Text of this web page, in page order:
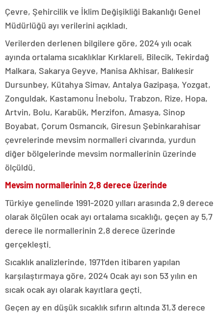
Çevre, Şehircilik ve İklim Değişikliği Bakanlığı Genel
Müdürlüğü ayı verilerini açıkladı.
Verilerden derlenen bilgilere göre, 2024 yılı ocak
ayında ortalama sıcaklıklar Kırklareli, Bilecik, Tekirdağ
Malkara, Sakarya Geyve, Manisa Akhisar, Balıkesir
Dursunbey, Kütahya Simav, Antalya Gazipaşa, Yozgat,
Zonguldak, Kastamonu İnebolu, Trabzon, Rize, Hopa,
Artvin, Bolu, Karabük, Merzifon, Amasya, Sinop
Boyabat, Çorum Osmancık, Giresun Şebinkarahisar
çevrelerinde mevsim normalleri civarında, yurdun
diğer bölgelerinde mevsim normallerinin üzerinde
ölçüldü.
Mevsim normallerinin 2,8 derece üzerinde
Türkiye genelinde 1991-2020 yılları arasında 2,9 derece
olarak ölçülen ocak ayı ortalama sıcaklığı, geçen ay 5,7
derece ile normallerinin 2,8 derece üzerinde
gerçekleşti.
Sıcaklık analizlerinde, 1971’den itibaren yapılan
karşılaştırmaya göre, 2024 Ocak ayı son 53 yılın en
sıcak ocak ayı olarak kayıtlara geçti.
Geçen ay en düşük sıcaklık sıfırın altında 31,3 derece